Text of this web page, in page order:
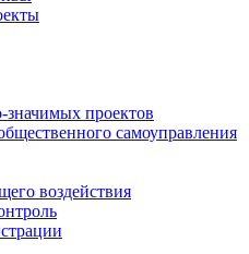
значимых проектов
самоуправления
воздействия